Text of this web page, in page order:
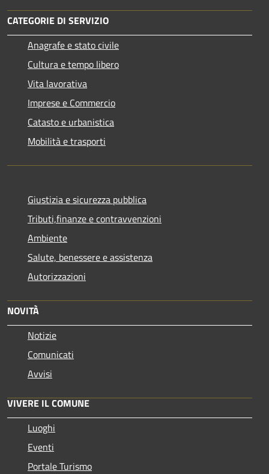
CATEGORIE DI SERVIZIO
Anagrafe e stato civile
Cultura e tempo libero
Vita lavorativa
Imprese e Commercio
Catasto e urbanistica
Mobilità e trasporti
Giustizia e sicurezza pubblica
Tributi,finanze e contravvenzioni
Ambiente
Salute, benessere e assistenza
Autorizzazioni
NOVITÀ
Notizie
Comunicati
Avvisi
VIVERE IL COMUNE
Luoghi
Eventi
Portale Turismo